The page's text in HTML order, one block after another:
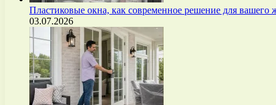
Пластиковые окна, как современное решение для вашего
03.07.2026